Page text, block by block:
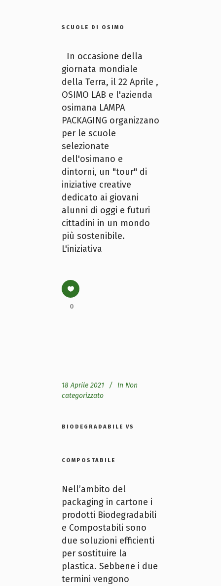
SCUOLE DI OSIMO
In occasione della
giornata mondiale
della Terra, il 22 Aprile ,
OSIMO LAB e l'azienda
osimana LAMPA
PACKAGING organizzano
per le scuole
selezionate
dell'osimano e
dintorni, un "tour" di
iniziative creative
dedicato ai giovani
alunni di oggi e futuri
cittadini in un mondo
più sostenibile.
L'iniziativa
0
18 Aprile 2021 In Non
categorizzato
BIODEGRADABILE VS
COMPOSTABILE
Nell’ambito del
packaging in cartone i
prodotti Biodegradabili
e Compostabili sono
due soluzioni efficienti
per sostituire la
plastica. Sebbene i due
termini vengono